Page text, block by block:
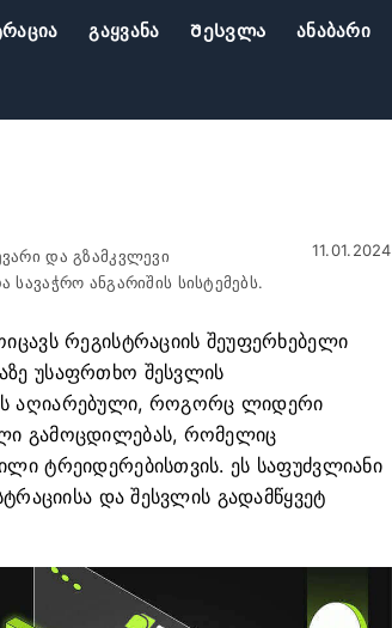
Გაყვანა Შესვლა Ანაბარი
და გზამკვლევი
ანგარიშის სისტემებს.
11.01.2024
რეგისტრაციის შეუფერხებელი
უსაფრთხო შესვლის
აღიარებული, როგორც ლიდერი
გამოცდილებას, რომელიც
ტრეიდერებისთვის. ეს საფუძვლიანი
და შესვლის გადამწყვეტ